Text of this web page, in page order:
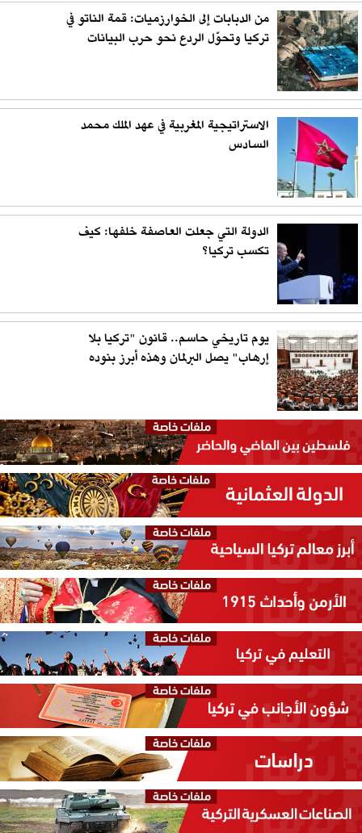
من الدبابات إلى الخوارزميات: قمة الناتو في
تركيا وتحوّل الردع نحو حرب البيانات
الاستراتيجية المغربية في عهد الملك محمد
السادس
الدولة التي جعلت العاصفة خلفها: كيف
تكسب تركيا؟
يوم تاريخي حاسم.. قانون "تركيا بلا
إرهاب" يصل البرلمان وهذه أبرز بنوده